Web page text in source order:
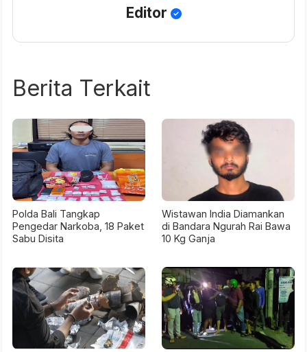
Editor
Berita Terkait
Polda Bali Tangkap
Pengedar Narkoba, 18 Paket
Sabu Disita
Wistawan India Diamankan
di Bandara Ngurah Rai Bawa
10 Kg Ganja